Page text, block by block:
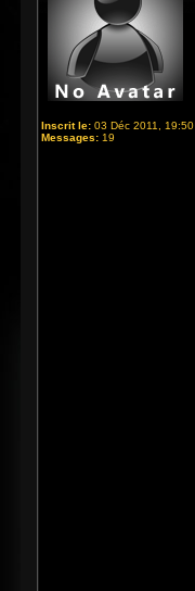
Inscrit le: 03 Déc 2011, 19:50
Messages: 19